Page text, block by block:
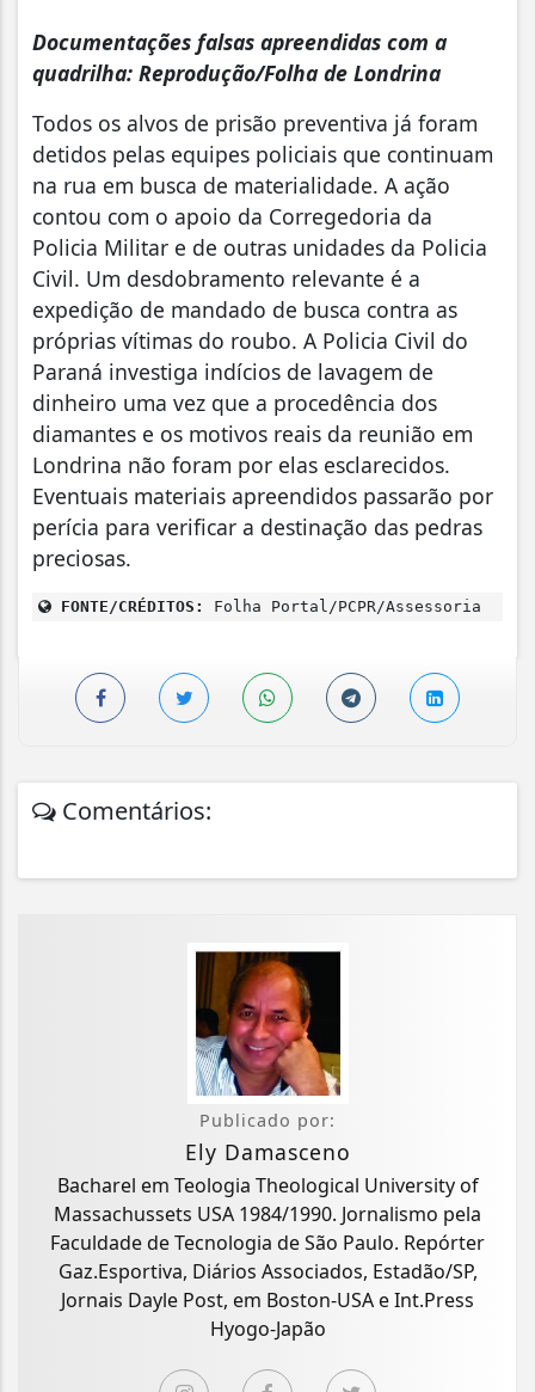
Documentações falsas apreendidas com a
quadrilha: Reprodução/Folha de Londrina
Todos os alvos de prisão preventiva já foram
detidos pelas equipes policiais que continuam
na rua em busca de materialidade. A ação
contou com o apoio da Corregedoria da
Policia Militar e de outras unidades da Policia
Civil. Um desdobramento relevante é a
expedição de mandado de busca contra as
próprias vítimas do roubo. A Policia Civil do
Paraná investiga indícios de lavagem de
dinheiro uma vez que a procedência dos
diamantes e os motivos reais da reunião em
Londrina não foram por elas esclarecidos.
Eventuais materiais apreendidos passarão por
perícia para verificar a destinação das pedras
preciosas.
FONTE/CRÉDITOS: Folha Portal/PCPR/Assessoria
Comentários:
Publicado por:
Ely Damasceno
Bacharel em Teologia Theological University of
Massachussets USA 1984/1990. Jornalismo pela
Faculdade de Tecnologia de São Paulo. Repórter
Gaz.Esportiva, Diários Associados, Estadão/SP,
Jornais Dayle Post, em Boston-USA e Int.Press
Hyogo-Japão